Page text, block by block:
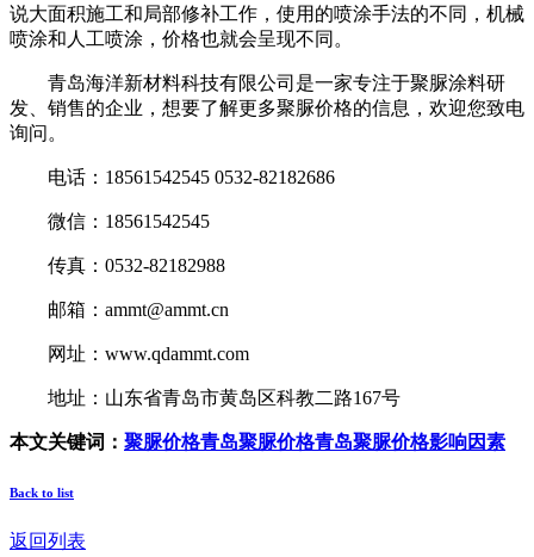
说大面积施工和局部修补工作，使用的喷涂手法的不同，机械
喷涂和人工喷涂，价格也就会呈现不同。
青岛海洋新材料科技有限公司是一家专注于聚脲涂料研
发、销售的企业，想要了解更多聚脲价格的信息，欢迎您致电
询问。
电话：18561542545 0532-82182686
微信：18561542545
传真：0532-82182988
邮箱：ammt@ammt.cn
网址：www.qdammt.com
地址：山东省青岛市黄岛区科教二路167号
本文关键词： 聚脲价格青岛聚脲价格青岛聚脲价格影响因素
Back to list
返回列表